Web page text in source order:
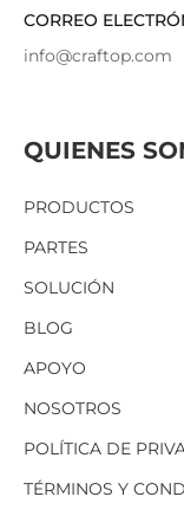
QUIENES
PRODUCTOS
PARTES
SOLUCIÓN
BLOG
APOYO
NOSOTROS
POLÍTICA DE
TÉRMINOS Y
CORREO
info@craftop.com